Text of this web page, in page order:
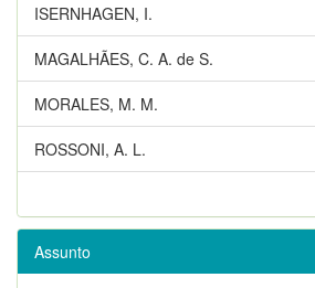
ISERNHAGEN, I.
MAGALHÃES, C. A. de S.
MORALES, M. M.
ROSSONI, A. L.
Assunto